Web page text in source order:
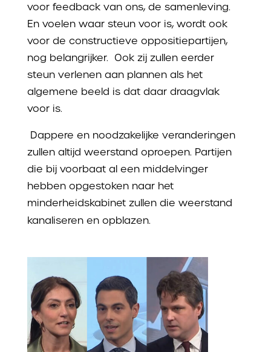
voor feedback van ons, de samenleving.
En voelen waar steun voor is, wordt ook
voor de constructieve oppositiepartijen,
nog belangrijker. Ook zij zullen eerder
steun verlenen aan plannen als het
algemene beeld is dat daar draagvlak
voor is.
Dappere en noodzakelijke veranderingen
zullen altijd weerstand oproepen. Partijen
die bij voorbaat al een middelvinger
hebben opgestoken naar het
minderheidskabinet zullen die weerstand
kanaliseren en opblazen.